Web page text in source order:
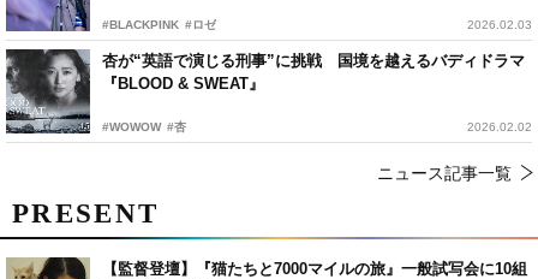
#BLACKPINK #ロゼ 2026.02.03
杏が“英語で演じる刑事”に挑戦 国境を越えるバディドラマ
『BLOOD & SWEAT』
#WOWOW #杏 2026.02.02
ニュース記事一覧
PRESENT
【監督登壇】『猫たちと7000マイルの旅』一般試写会に10組